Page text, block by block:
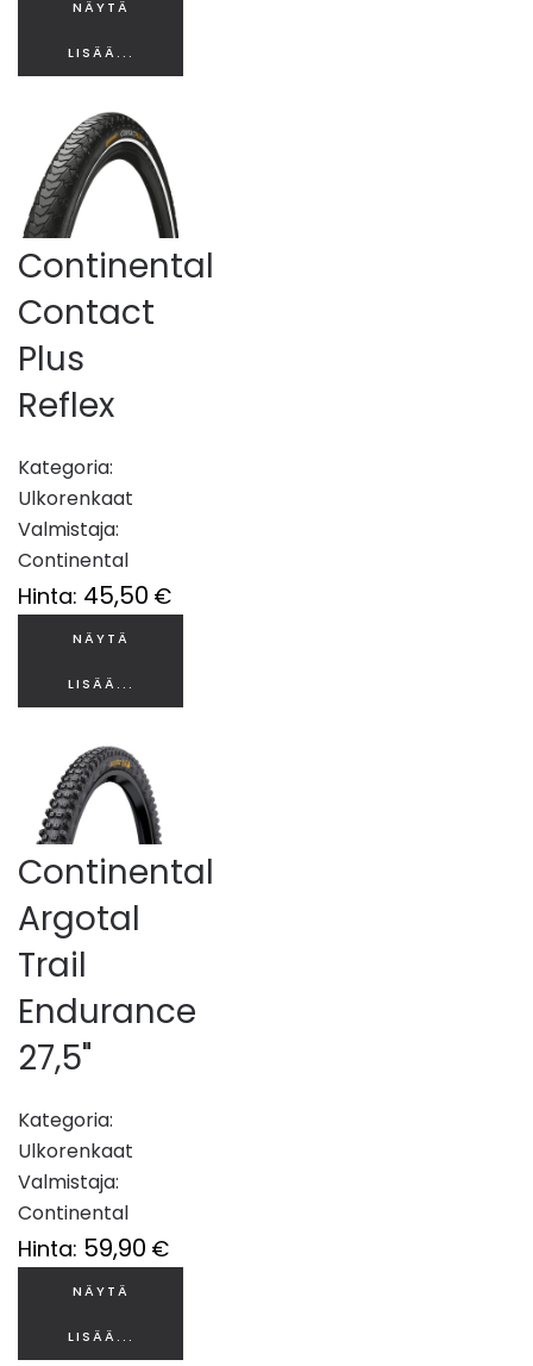
NÄYTÄ
LISÄÄ...
Continental
Contact
Plus
Reflex
Kategoria:
Ulkorenkaat
Valmistaja:
Continental
Hinta: 45,50 €
NÄYTÄ
LISÄÄ...
Continental
Argotal
Trail
Endurance
27,5"
Kategoria:
Ulkorenkaat
Valmistaja:
Continental
Hinta: 59,90 €
NÄYTÄ
LISÄÄ...